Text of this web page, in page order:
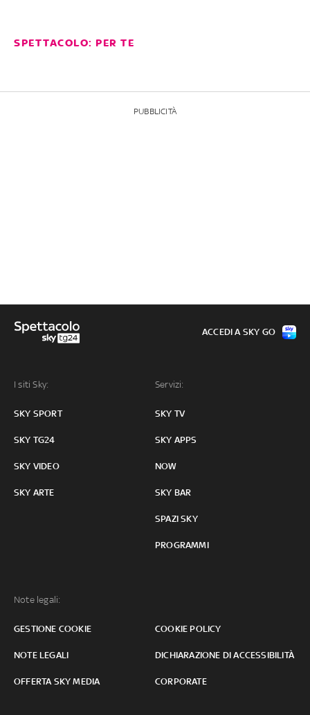
SPETTACOLO: PER TE
PUBBLICITÀ
I siti Sky:
SKY SPORT
SKY TG24
SKY VIDEO
SKY ARTE
Servizi:
SKY TV
SKY APPS
NOW
SKY BAR
SPAZI SKY
PROGRAMMI
Note legali:
GESTIONE COOKIE COOKIE POLICY
NOTE LEGALI DICHIARAZIONE DI ACCESSIBILITÀ
OFFERTA SKY MEDIA CORPORATE
ACCEDI A SKY GO